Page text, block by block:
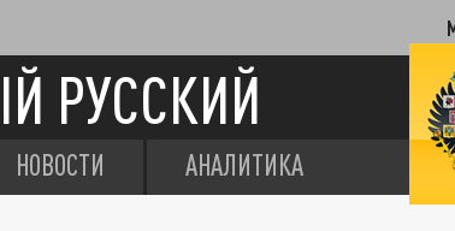
РУССКИЙ
НОВОСТИ АНАЛИТИКА